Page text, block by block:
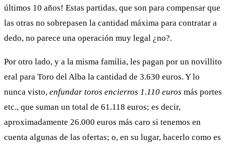
últimos 10 años! Estas partidas, que son para compensar que
las otras no sobrepasen la cantidad máxima para contratar a
dedo, no parece una operación muy legal ¿no?.
Por otro lado, y a la misma familia, les pagan por un novillito
eral para Toro del Alba la cantidad de 3.630 euros. Y lo
nunca visto, enfundar toros encierros 1.110 euros más portes
etc., que suman un total de 61.118 euros; es decir,
aproximadamente 26.000 euros más caro si tenemos en
cuenta algunas de las ofertas; o, en su lugar, hacerlo como es